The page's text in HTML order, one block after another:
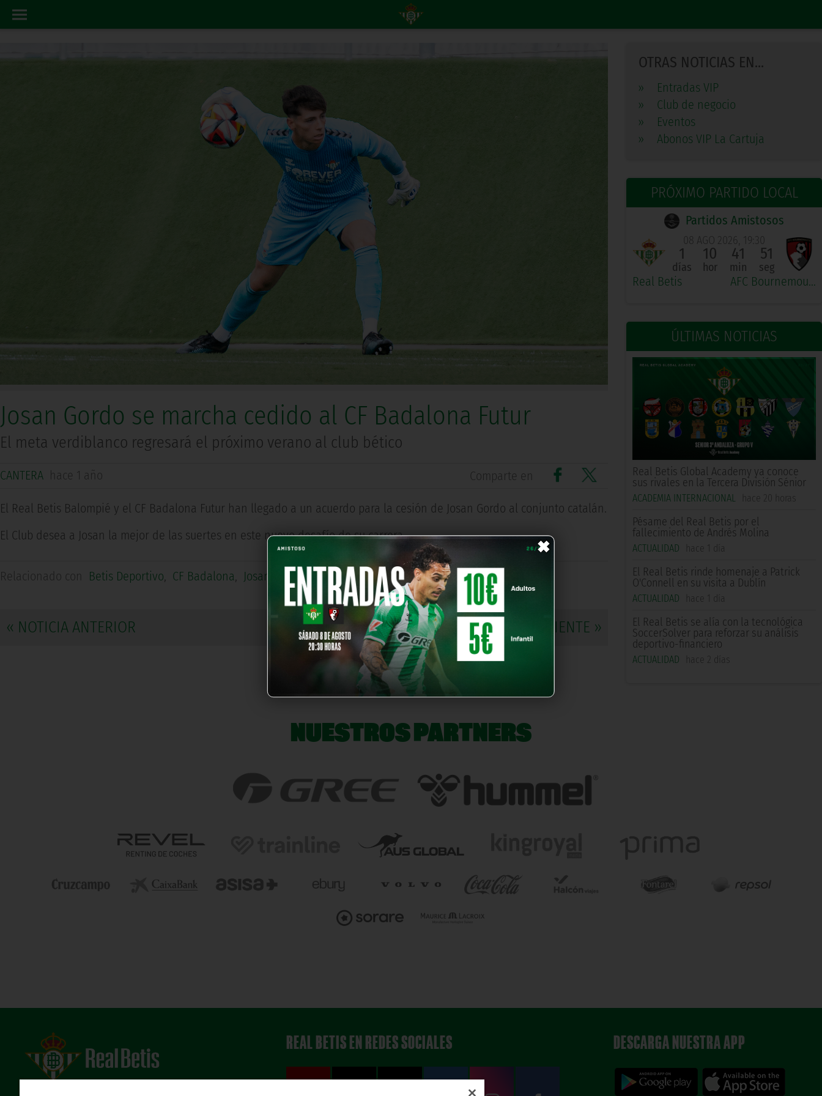
×
OTRAS NOTICIAS EN...
»
Entradas VIP
»
Club de negocio
»
Eventos
»
Abonos VIP La Cartuja
PRÓXIMO PARTIDO LOCAL
Partidos Amistosos
Real Betis
08 AGO 2026, 19:30
1
días
10
hor
41
min
50
seg
AFC Bournemouth
ÚLTIMAS NOTICIAS
Real Betis Global Academy ya conoce
sus rivales en la Tercera División Sénior
ACADEMIA INTERNACIONAL hace 20 horas
Pésame del Real Betis por el
fallecimiento de Andrés Molina
ACTUALIDAD hace 1 día
El Real Betis rinde homenaje a Patrick
O'Connell en su visita a Dublín
ACTUALIDAD hace 1 día
El Real Betis se alía con la tecnológica
SoccerSolver para reforzar su análisis
deportivo-financiero
ACTUALIDAD hace 2 días
Josan Gordo se marcha cedido al CF Badalona Futur
El meta verdiblanco regresará el próximo verano al club bético
CANTERA hace 1 año Comparte en
El Real Betis Balompié y el CF Badalona Futur han llegado a un acuerdo para la cesión de Josan Gordo al conjunto catalán.
El Club desea a Josan la mejor de las suertes en este nuevo desafío de su carrera.
Relacionado con Betis Deportivo, CF Badalona, Josan Gordo
« NOTICIA ANTERIOR NOTICIA SIGUIENTE »
NUESTROS PARTNERS
REAL BETIS EN REDES SOCIALES DESCARGA NUESTRA APP